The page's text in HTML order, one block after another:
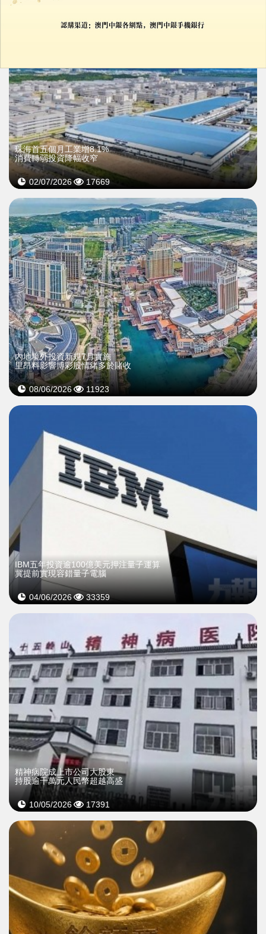
珠海首五個月工業增8.1%
消費轉弱投資降幅收窄
02/07/2026 17669
內地境外投資新規7月實施
里昂料影響博彩股情緒多於賭收
08/06/2026 11923
IBM五年投資逾100億美元押注量子運算
冀提前實現容錯量子電腦
04/06/2026 33359
精神病院成上市公司大股東
持股逾千萬元人民幣超越高盛
10/05/2026 17391